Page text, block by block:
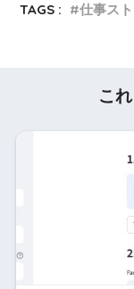
TAGS :
仕事ス
こ